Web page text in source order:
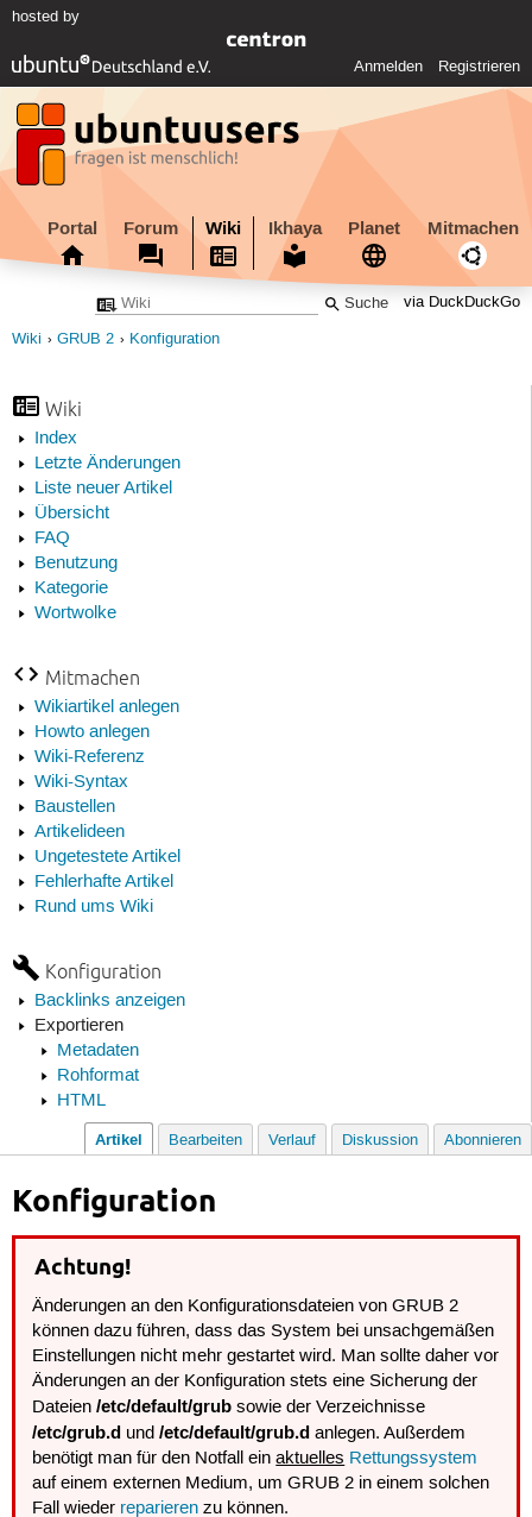
hosted by
Anmelden Registrieren
Portal Forum Wiki Ikhaya Planet Mitmachen
via DuckDuckGo
Wiki GRUB 2 Konfiguration
Wiki
Index
Letzte Änderungen
Liste neuer Artikel
Übersicht
FAQ
Benutzung
Kategorie
Wortwolke
Mitmachen
Wikiartikel anlegen
Howto anlegen
Wiki-Referenz
Wiki-Syntax
Baustellen
Artikelideen
Ungetestete Artikel
Fehlerhafte Artikel
Rund ums Wiki
Konfiguration
Backlinks anzeigen
Exportieren
Metadaten
Rohformat
HTML
Artikel Bearbeiten Verlauf Diskussion Abonnieren
Konfiguration
Achtung!
Änderungen an den Konfigurationsdateien von GRUB 2
können dazu führen, dass das System bei unsachgemäßen
Einstellungen nicht mehr gestartet wird. Man sollte daher vor
Änderungen an der Konfiguration stets eine Sicherung der
Dateien/etc/default/grub sowie der Verzeichnisse
/etc/grub.d und/etc/default/grub.d anlegen. Außerdem
benötigt man für den Notfall einaktuelles Rettungssystem
auf einem externen Medium, um GRUB 2 in einem solchen
Fall wieder reparieren zu können.